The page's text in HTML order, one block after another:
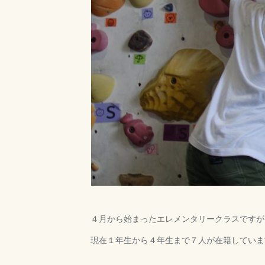
４月から始まったエレメンタリークラスです
現在１年生から４年生まで７人が在籍してい